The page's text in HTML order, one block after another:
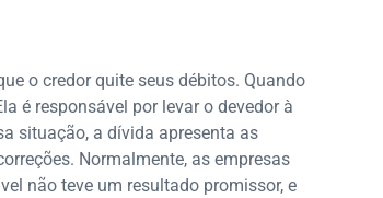
o credor quite seus débitos. Quando
é responsável por levar o devedor à
situação, a dívida apresenta as
Normalmente, as empresas
não teve um resultado promissor, e